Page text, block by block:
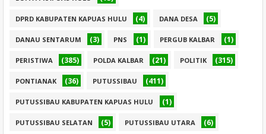
DPRD KABUPATEN KAPUAS HULU (4) DANA DESA (5)
DANAU SENTARUM (3) PNS (1) PERGUB KALBAR (1)
PERISTIWA (385) POLDA KALBAR (21) POLITIK (315)
PONTIANAK (36) PUTUSSIBAU (411)
PUTUSSIBAU KABUPATEN KAPUAS HULU (1)
PUTUSSIBAU SELATAN (5) PUTUSSIBAU UTARA (6)